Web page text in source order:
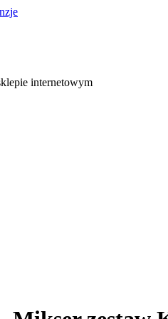
internetowym